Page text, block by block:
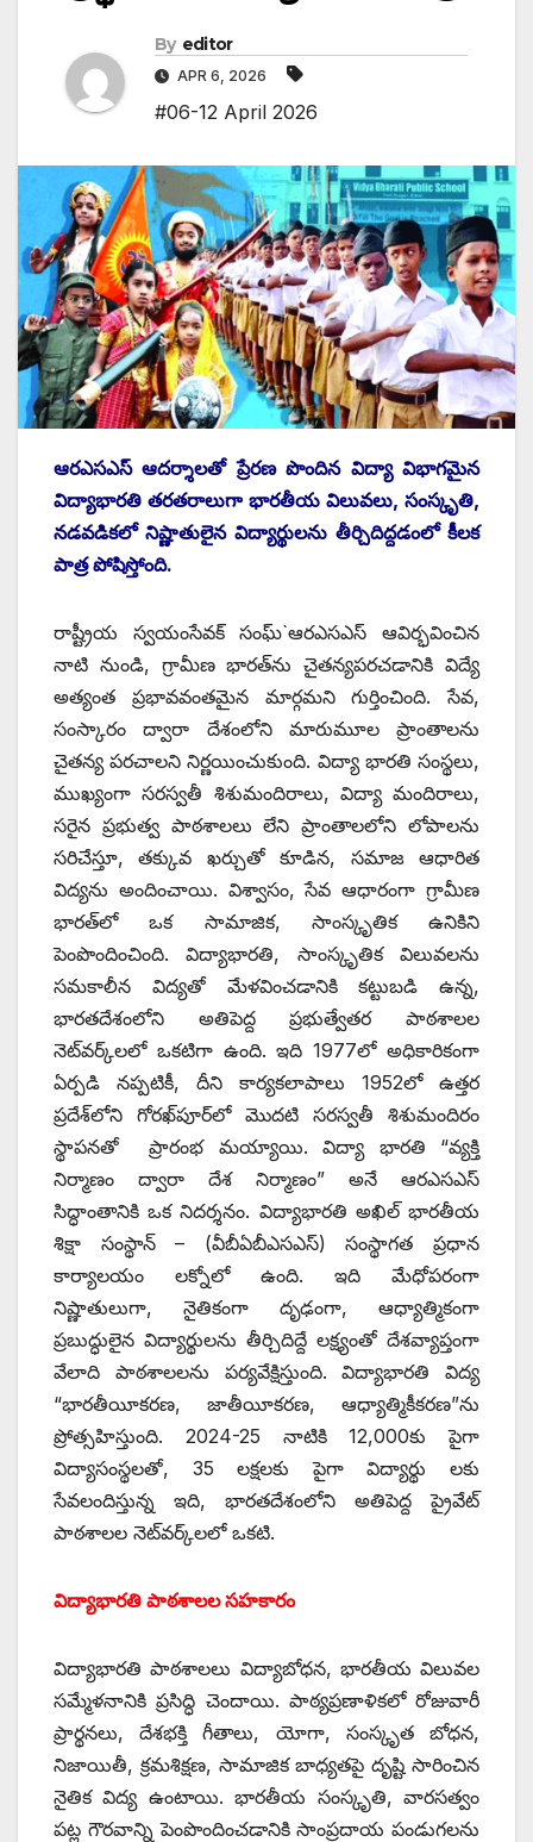
By editor
APR 6, 2026
#06-12 April 2026
ఆరఎసఎస్ ఆదర్శాలతో ప్రేరణ పొందిన విద్యా విభాగమైన
విద్యాభారతి తరతరాలుగా భారతీయ విలువలు, సంస్కృతి,
నడవడికలో నిష్ణాతులైన విద్యార్థులను తీర్చిదిద్దడంలో కీలక
పాత్ర పోషిస్తోంది.
రాష్ట్రీయ స్వయంసేవక్ సంఘ్`ఆరఎసఎస్ ఆవిర్భవించిన
నాటి నుండి, గ్రామీణ భారత్‌ను చైతన్యపరచడానికి విద్యే
అత్యంత ప్రభావవంతమైన మార్గమని గుర్తించింది. సేవ,
సంస్కారం ద్వారా దేశంలోని మారుమూల ప్రాంతాలను
చైతన్య పరచాలని నిర్ణయించుకుంది. విద్యా భారతి సంస్థలు,
ముఖ్యంగా సరస్వతీ శిశుమందిరాలు, విద్యా మందిరాలు,
సరైన ప్రభుత్వ పాఠశాలలు లేని ప్రాంతాలలోని లోపాలను
సరిచేస్తూ, తక్కువ ఖర్చుతో కూడిన, సమాజ ఆధారిత
విద్యను అందించాయి. విశ్వాసం, సేవ ఆధారంగా గ్రామీణ
భారత్‌లో ఒక సామాజిక, సాంస్కృతిక ఉనికిని
పెంపొందించింది. విద్యాభారతి, సాంస్కృతిక విలువలను
సమకాలీన విద్యతో మేళవించడానికి కట్టుబడి ఉన్న,
భారతదేశంలోని అతిపెద్ద ప్రభుత్వేతర పాఠశాలల
నెట్‌వర్క్‌లలో ఒకటిగా ఉంది. ఇది 1977లో అధికారికంగా
ఏర్పడి నప్పటికీ, దీని కార్యకలాపాలు 1952లో ఉత్తర
ప్రదేశ్‌లోని గోరఖ్‌పూర్‌లో మొదటి సరస్వతీ శిశుమందిరం
స్థాపనతో ప్రారంభ మయ్యాయి. విద్యా భారతి “వ్యక్తి
నిర్మాణం ద్వారా దేశ నిర్మాణం” అనే ఆరఎసఎస్
సిద్ధాంతానికి ఒక నిదర్శనం. విద్యాభారతి అఖిల్ భారతీయ
శిక్షా సంస్థాన్ – (వీబీఏబీఎసఎస్) సంస్థాగత ప్రధాన
కార్యాలయం లక్నోలో ఉంది. ఇది మేధోపరంగా
నిష్ణాతులుగా, నైతికంగా దృఢంగా, ఆధ్యాత్మికంగా
ప్రబుద్ధులైన విద్యార్థులను తీర్చిదిద్దే లక్ష్యంతో దేశవ్యాప్తంగా
వేలాది పాఠశాలలను పర్యవేక్షిస్తుంది. విద్యాభారతి విద్య
“భారతీయీకరణ, జాతీయీకరణ, ఆధ్యాత్మికీకరణ”ను
ప్రోత్సహిస్తుంది. 2024-25 నాటికి 12,000కు పైగా
విద్యాసంస్థలతో, 35 లక్షలకు పైగా విద్యార్థు లకు
సేవలందిస్తున్న ఇది, భారతదేశంలోని అతిపెద్ద ప్రైవేట్
పాఠశాలల నెట్‌వర్క్‌లలో ఒకటి.
విద్యాభారతి పాఠశాలల సహకారం
విద్యాభారతి పాఠశాలలు విద్యాబోధన, భారతీయ విలువల
సమ్మేళనానికి ప్రసిద్ధి చెందాయి. పాఠ్యప్రణాళికలో రోజువారీ
ప్రార్థనలు, దేశభక్తి గీతాలు, యోగా, సంస్కృత బోధన,
నిజాయితీ, క్రమశిక్షణ, సామాజిక బాధ్యతపై దృష్టి సారించిన
నైతిక విద్య ఉంటాయి. భారతీయ సంస్కృతి, వారసత్వం
పట్ల గౌరవాన్ని పెంపొందించడానికి సాంప్రదాయ పండుగలను